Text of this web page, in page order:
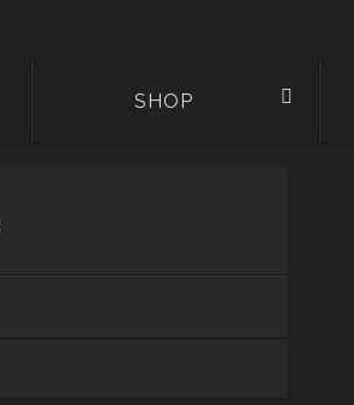
SHOP